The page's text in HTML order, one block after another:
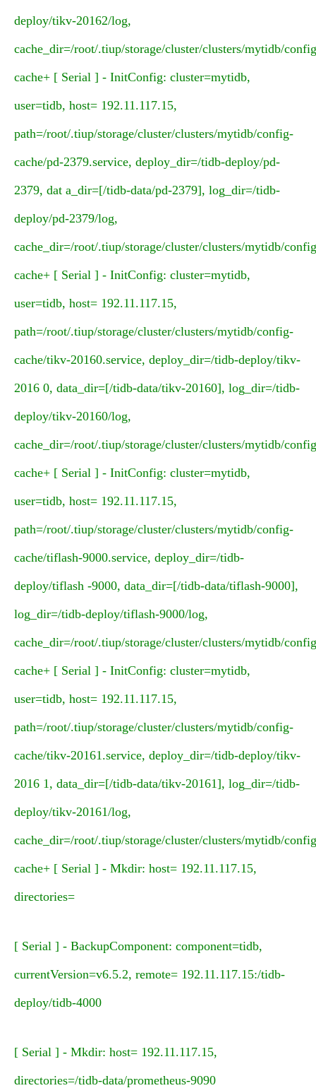
deploy/tikv-20162/log,
cache_dir=/root/.tiup/storage/cluster/clusters/mytidb/
cache+ [ Serial ] - InitConfig: cluster=mytidb,
user=tidb, host= 192.11.117.15,
path=/root/.tiup/storage/cluster/clusters/mytidb/config-
cache/pd-2379.service, deploy_dir=/tidb-deploy/pd-
2379, dat a_dir=[/tidb-data/pd-2379], log_dir=/tidb-
deploy/pd-2379/log,
cache_dir=/root/.tiup/storage/cluster/clusters/mytidb/
cache+ [ Serial ] - InitConfig: cluster=mytidb,
user=tidb, host= 192.11.117.15,
path=/root/.tiup/storage/cluster/clusters/mytidb/config-
cache/tikv-20160.service, deploy_dir=/tidb-deploy/tikv-
2016 0, data_dir=[/tidb-data/tikv-20160], log_dir=/tidb-
deploy/tikv-20160/log,
cache_dir=/root/.tiup/storage/cluster/clusters/mytidb/
cache+ [ Serial ] - InitConfig: cluster=mytidb,
user=tidb, host= 192.11.117.15,
path=/root/.tiup/storage/cluster/clusters/mytidb/config-
cache/tiflash-9000.service, deploy_dir=/tidb-
deploy/tiflash -9000, data_dir=[/tidb-data/tiflash-9000],
log_dir=/tidb-deploy/tiflash-9000/log,
cache_dir=/root/.tiup/storage/cluster/clusters/mytidb/
cache+ [ Serial ] - InitConfig: cluster=mytidb,
user=tidb, host= 192.11.117.15,
path=/root/.tiup/storage/cluster/clusters/mytidb/config-
cache/tikv-20161.service, deploy_dir=/tidb-deploy/tikv-
2016 1, data_dir=[/tidb-data/tikv-20161], log_dir=/tidb-
deploy/tikv-20161/log,
cache_dir=/root/.tiup/storage/cluster/clusters/mytidb/
cache+ [ Serial ] - Mkdir: host= 192.11.117.15,
directories=
[ Serial ] - BackupComponent: component=tidb,
currentVersion=v6.5.2, remote= 192.11.117.15:/tidb-
deploy/tidb-4000
[ Serial ] - Mkdir: host= 192.11.117.15,
directories=/tidb-data/prometheus-9090